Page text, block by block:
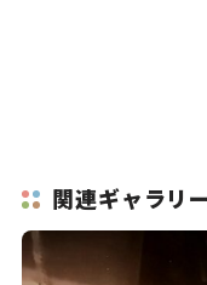
関連ギャラリー